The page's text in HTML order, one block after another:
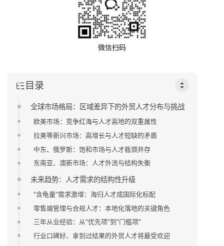
微信扫码
目录
全球市场格局：区域差异下的外贸人才分布与挑战
欧美市场：竞争红海与人才高地的双重属性
拉美等新兴市场：高增长与人才短缺的矛盾
中东、俄罗斯：饱和市场与人才瓶颈并存
东南亚、澳新市场：人才外流与结构失衡
未来趋势：人才需求的结构性升级
“含龟量”需求激增：海归人才成国际化标配
零售端管理与合规人才：本地化落地的关键角色
三年从业经验：从“优先项”到“门槛项”
行业口碑好、拿到过结果的外贸人才将最受欢迎